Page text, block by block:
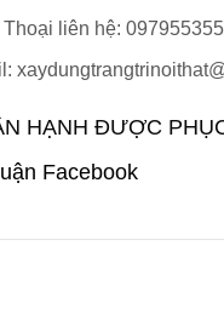
liên hệ:
HẠNH ĐƯỢC
Facebook